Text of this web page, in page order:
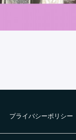
プライバシーポリシー